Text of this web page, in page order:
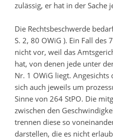
zulässig, er hat in der Sache
Die Rechtsbeschwerde
S. 2, 80 OWiG ). Ein Fall des
nicht vor, weil das
hat, von denen jede unter
Nr. 1 OWiG liegt.
sich auch jeweils um
Sinne von 264 StPO. Die
zwischen den
trennen diese so
darstellen, die es nicht